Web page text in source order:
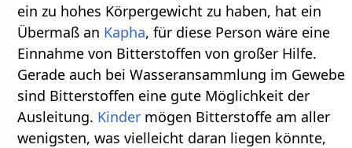
ein zu hohes Körpergewicht zu haben, hat ein
Übermaß an Kapha, für diese Person wäre eine
Einnahme von Bitterstoffen von großer Hilfe.
Gerade auch bei Wasseransammlung im Gewebe
sind Bitterstoffen eine gute Möglichkeit der
Ausleitung. Kinder mögen Bitterstoffe am aller
wenigsten, was vielleicht daran liegen könnte,